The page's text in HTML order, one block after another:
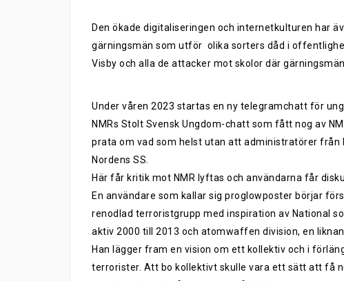
Den ökade digitaliseringen och internetkulturen har
gärningsmän som utför olika sorters dåd i
Visby och alla de attacker mot skolor där
Under våren 2023 startas en ny telegramchatt för
NMRs Stolt Svensk Ungdom-chatt som fått nog av
prata om vad som helst utan att administratörer från
Nordens SS.
Här får kritik mot NMR lyftas och användarna får
En användare som kallar sig proglowposter börjar
renodlad terroristgrupp med inspiration av National
aktiv 2000 till 2013 och atomwaffen division, en
Han lägger fram en vision om ett kollektiv och i
terrorister. Att bo kollektivt skulle vara ett sätt att få